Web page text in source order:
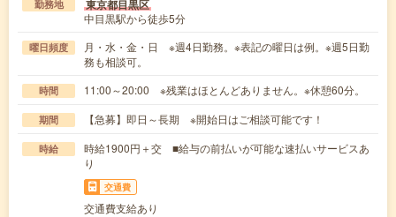
勤務地 東京都目黒区
中目黒駅から徒歩5分
曜日頻度
月・水・金・日 ※週4日勤務。※表記の曜日は例。※週5日勤
務も相談可。
時間 11:00～20:00 ※残業はほとんどありません。※休憩60分。
期間 【急募】即日～長期 ※開始日はご相談可能です！
時給
時給1900円＋交 ■給与の前払いが可能な速払いサービスあ
り
交通費
交通費支給あり